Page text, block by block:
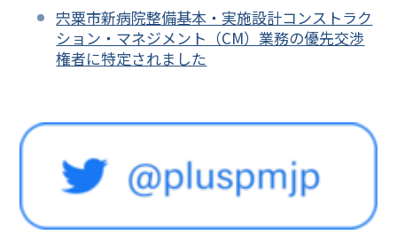
宍粟市新病院整備基本・実施設計コンストラク
ション・マネジメント（CM）業務の優先交渉
権者に特定されました